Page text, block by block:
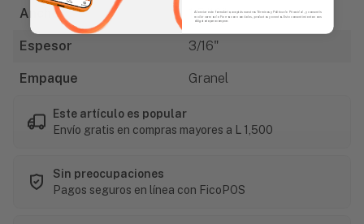
Ancho 1 5/16"
Espesor 3/16"
Empaque Granel
Este artículo es popular
Envío gratis en compras mayores a L 1,500
Sin preocupaciones
Pagos seguros en línea con FicoPOS
Al enviar este formulario, aceptás nuestros Términos y Política de Privacidad, y consentís
recibir correos de Fierros con novedades, productos y eventos. Este consentimiento no es
obligatorio para comprar.